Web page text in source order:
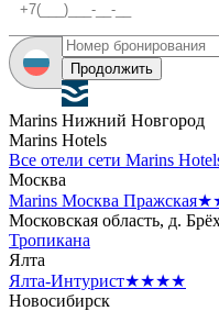
Продолжить
Marins Нижний Новгород
Marins Hotels
Все отели сети Marins
Москва
Marins Москва Пражская
Московская область, д.
Тропикана
Ялта
Ялта-Интурист★★★★
Новосибирск